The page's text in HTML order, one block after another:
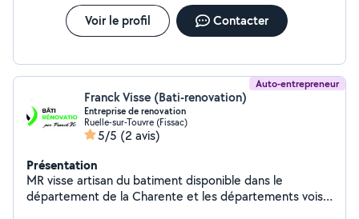
Voir le profil Contacter
Auto-entrepreneur
Franck Visse (Bati-renovation)
Entreprise de renovation
Ruelle-sur-Touvre (Fissac)
5/5 (2 avis)
Présentation
MR visse artisan du batiment disponible dans le
département de la Charente et les départements voisin